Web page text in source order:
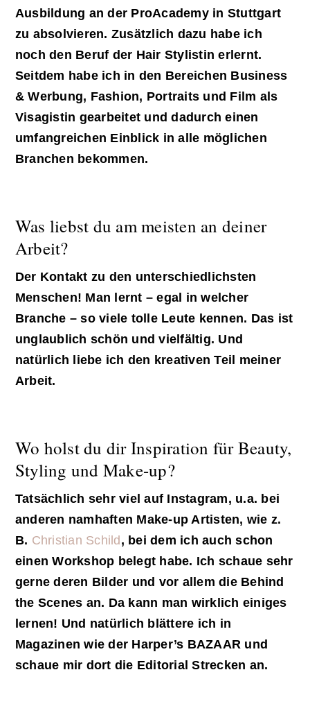
Ausbildung an der ProAcademy in Stuttgart
zu absolvieren. Zusätzlich dazu habe ich
noch den Beruf der Hair Stylistin erlernt.
Seitdem habe ich in den Bereichen Business
& Werbung, Fashion, Portraits und Film als
Visagistin gearbeitet und dadurch einen
umfangreichen Einblick in alle möglichen
Branchen bekommen.
Was liebst du am meisten an deiner
Arbeit?
Der Kontakt zu den unterschiedlichsten
Menschen! Man lernt – egal in welcher
Branche – so viele tolle Leute kennen. Das ist
unglaublich schön und vielfältig. Und
natürlich liebe ich den kreativen Teil meiner
Arbeit.
Wo holst du dir Inspiration für Beauty,
Styling und Make-up?
Tatsächlich sehr viel auf Instagram, u.a. bei
anderen namhaften Make-up Artisten, wie z.
B. Christian Schild, bei dem ich auch schon
einen Workshop belegt habe. Ich schaue sehr
gerne deren Bilder und vor allem die Behind
the Scenes an. Da kann man wirklich einiges
lernen! Und natürlich blättere ich in
Magazinen wie der Harper’s BAZAAR und
schaue mir dort die Editorial Strecken an.